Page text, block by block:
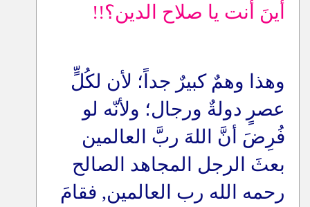
أينَ أنت يا صلاح الدين؟!!
وهذا وهمٌ كبيرٌ جداً؛ لأن لكُلٍّ
عصرٍ دولةٌ ورجال؛ ولأنّه لو
فُرِضَ أنَّ اللهَ ربَّ العالمين
بعثَ الرجل المجاهد الصالح
رحمه الله رب العالمين, فقامَ